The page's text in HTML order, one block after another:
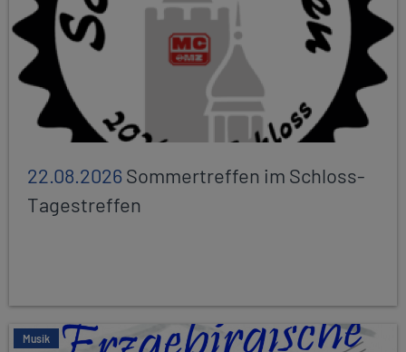
22.08.2026Sommertreffen im Schloss-
Tagestreffen
Musik